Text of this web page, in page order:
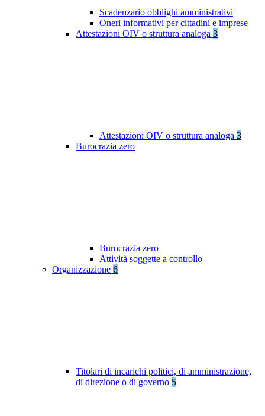
Scadenzario obblighi amministrativi
Oneri informativi per cittadini e imprese
Attestazioni OIV o struttura analoga 3
Attestazioni OIV o struttura analoga 3
Burocrazia zero
Burocrazia zero
Attività soggette a controllo
Organizzazione 6
Titolari di incarichi politici, di amministrazione,
di direzione o di governo 5